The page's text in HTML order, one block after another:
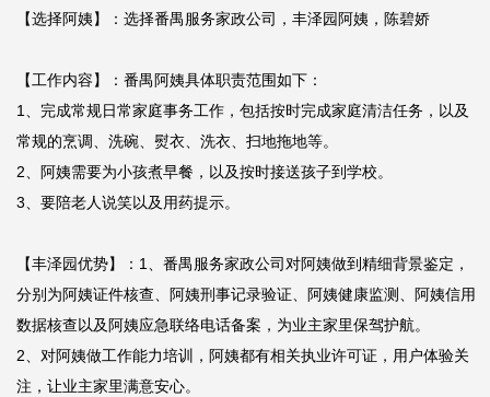
【选择阿姨】：选择番禺服务家政公司，丰泽园阿姨，陈碧娇
【工作内容】：番禺阿姨具体职责范围如下：
1、完成常规日常家庭事务工作，包括按时完成家庭清洁任务，以及
常规的烹调、洗碗、熨衣、洗衣、扫地拖地等。
2、阿姨需要为小孩煮早餐，以及按时接送孩子到学校。
3、要陪老人说笑以及用药提示。
【丰泽园优势】：1、番禺服务家政公司对阿姨做到精细背景鉴定，
分别为阿姨证件核查、阿姨刑事记录验证、阿姨健康监测、阿姨信用
数据核查以及阿姨应急联络电话备案，为业主家里保驾护航。
2、对阿姨做工作能力培训，阿姨都有相关执业许可证，用户体验关
注，让业主家里满意安心。